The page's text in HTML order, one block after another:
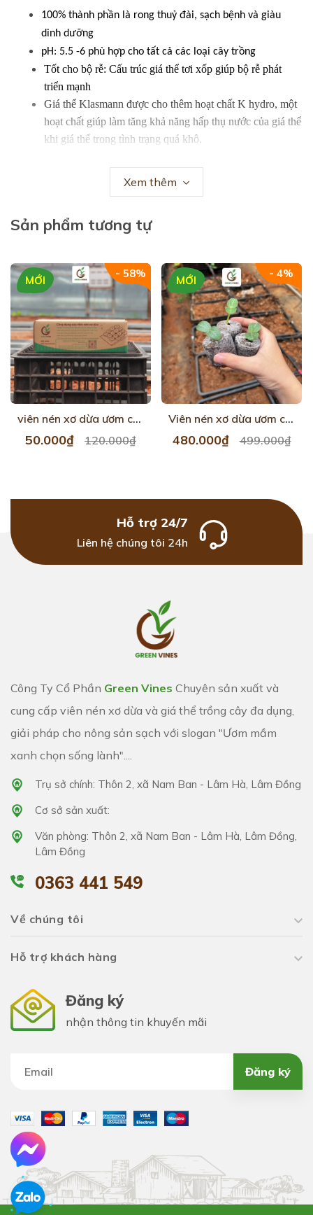
100% thành phần là rong thuỷ đài, sạch bệnh và giàu
dinh dưỡng
pH: 5.5 -6 phù hợp cho tất cả các loại cây trồng
Tốt cho bộ rễ: Cấu trúc giá thể tơi xốp giúp bộ rễ phát
triển mạnh
Giá thể Klasmann được cho thêm hoạt chất K hydro, một
hoạt chất giúp làm tăng khả năng hấp thụ nước của giá thể
khi giá thể trong tình trạng quá khô.
vào khay hoặc chậu
Xem thêm
Sản phẩm tương tự
- 58%
MỚI
viên nén xơ dừa ươm cây hộp 50 viên
50.000₫ 120.000₫
- 4%
MỚI
Viên nén xơ dừa ươm cây 1000 viên
480.000₫ 499.000₫
Hỗ trợ 24/7
Liên hệ chúng tôi 24h
Công Ty Cổ Phần Green Vines Chuyên sản xuất và
cung cấp viên nén xơ dừa và giá thể trồng cây đa dụng,
giải pháp cho nông sản sạch với slogan "Ươm mầm
xanh chọn sống lành"....
Trụ sở chính: Thôn 2, xã Nam Ban - Lâm Hà, Lâm Đồng
Cơ sở sản xuất:
Văn phòng: Thôn 2, xã Nam Ban - Lâm Hà, Lâm Đồng,
Lâm Đồng
0363 441 549
Về chúng tôi
Hỗ trợ khách hàng
Đăng ký
nhận thông tin khuyến mãi
Đăng ký